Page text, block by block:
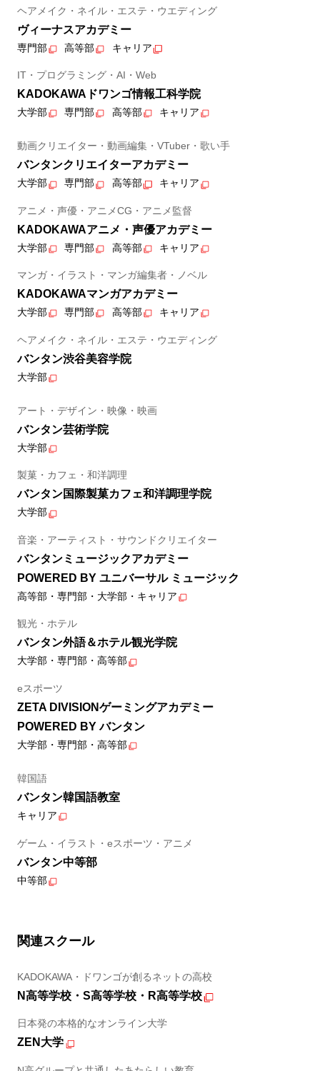
ヘアメイク・ネイル・エステ・ウエディング
ヴィーナスアカデミー
専門部 高等部 キャリア
IT・プログラミング・AI・Web
KADOKAWAドワンゴ情報工科学院
大学部 専門部 高等部 キャリア
動画クリエイター・動画編集・VTuber・歌い手
バンタンクリエイターアカデミー
大学部 専門部 高等部 キャリア
アニメ・声優・アニメCG・アニメ監督
KADOKAWAアニメ・声優アカデミー
大学部 専門部 高等部 キャリア
マンガ・イラスト・マンガ編集者・ノベル
KADOKAWAマンガアカデミー
大学部 専門部 高等部 キャリア
ヘアメイク・ネイル・エステ・ウエディング
バンタン渋谷美容学院
大学部
アート・デザイン・映像・映画
バンタン芸術学院
大学部
製菓・カフェ・和洋調理
バンタン国際製菓カフェ和洋調理学院
大学部
音楽・アーティスト・サウンドクリエイター
バンタンミュージックアカデミー
POWERED BY ユニバーサル ミュージック
高等部・専門部・大学部・キャリア
観光・ホテル
バンタン外語＆ホテル観光学院
大学部・専門部・高等部
eスポーツ
ZETA DIVISIONゲーミングアカデミー
POWERED BY バンタン
大学部・専門部・高等部
韓国語
バンタン韓国語教室
キャリア
ゲーム・イラスト・eスポーツ・アニメ
バンタン中等部
中等部
関連スクール
KADOKAWA・ドワンゴが創るネットの高校
N高等学校・S高等学校・R高等学校
日本発の本格的なオンライン大学
ZEN大学